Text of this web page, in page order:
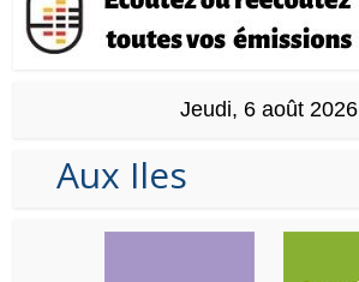
Jeudi, 6 août 2026
Aux Iles